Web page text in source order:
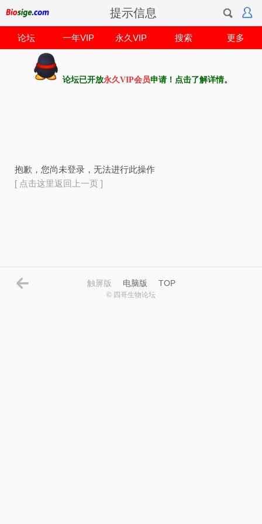
提示信息
论坛 一年VIP 永久VIP 搜索 更多
论坛已开放永久VIP会员申请！点击了解详情。
抱歉，您尚未登录，无法进行此操作
[ 点击这里返回上一页 ]
触屏版 电脑版 TOP
© 四哥生物论坛